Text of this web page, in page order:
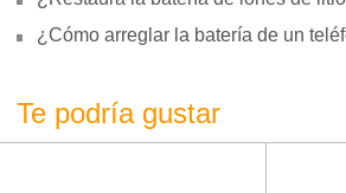
¿Cómo arreglar la batería de un
Te podría gustar